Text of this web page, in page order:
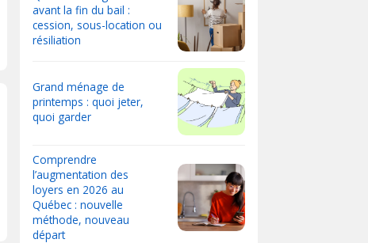
avant la fin du bail :
cession, sous-location ou
résiliation
Grand ménage de
printemps : quoi jeter,
quoi garder
Comprendre
l’augmentation des
loyers en 2026 au
Québec : nouvelle
méthode, nouveau
départ